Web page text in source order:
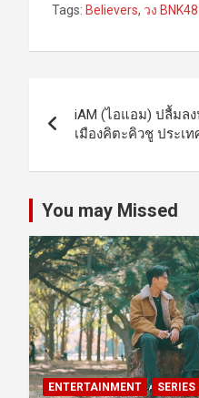
Tags: Believers, วง BNK48
navigation
iAM (ไอแอม) ปลื้มล
เมืองคิตะคิวชู ประเ
You may Missed
ENTERTAINMENT SERIES